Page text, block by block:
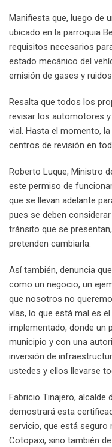
Manifiesta que, luego de
ubicado en la parroquia
requisitos necesarios
estado mecánico del
emisión de gases y
Resalta que todos los
revisar los automotores
vial. Hasta el momento,
centros de revisión en
Roberto Luque, Ministro
este permiso de
que se llevan adelante
pues se deben
tránsito que se
pretenden cambiarla.
Así también, denuncia
como un negocio, un
que nosotros no
vías, lo que está mal es
implementado, donde un
municipio y con una
inversión de
ustedes y ellos llevarse
Fabricio Tinajero, alcalde
demostrará esta
servicio, que está seguro
Cotopaxi, sino también